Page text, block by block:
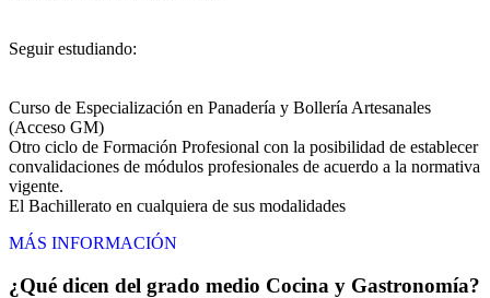
Seguir estudiando:
Curso de Especialización en Panadería y Bollería Artesanales
(Acceso GM)
Otro ciclo de Formación Profesional con la posibilidad de establecer
convalidaciones de módulos profesionales de acuerdo a la normativa
vigente.
El Bachillerato en cualquiera de sus modalidades
MÁS INFORMACIÓN
¿Qué dicen del grado medio Cocina y Gastronomía?